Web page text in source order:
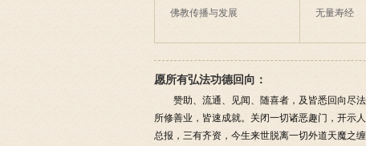
佛教传播与发展
无量寿经
愿所有弘法功德回向：
赞助、流通、见闻、随喜者，及皆悉回向尽
所修善业，皆速成就。关闭一切诸恶趣门，开示
总报，三有齐资，今生来世脱离一切外道天魔之